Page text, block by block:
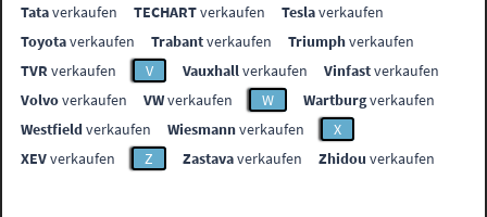
Tataverkaufen TECHARTverkaufen Teslaverkaufen
Toyotaverkaufen Trabantverkaufen Triumphverkaufen
TVR verkaufen V Vauxhallverkaufen Vinfastverkaufen
Volvoverkaufen VWverkaufen W Wartburgverkaufen
Westfieldverkaufen Wiesmannverkaufen
X
XEVverkaufen Z Zastavaverkaufen Zhidou verkaufen